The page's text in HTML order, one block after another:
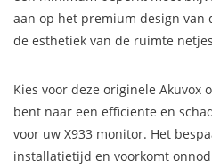
aan op het premium design van
de esthetiek van de ruimte
Kies voor deze originele Akuvox
bent naar een efficiënte en
voor uw X933 monitor. Het
installatietijd en voorkomt